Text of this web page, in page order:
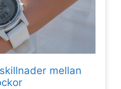
mellan